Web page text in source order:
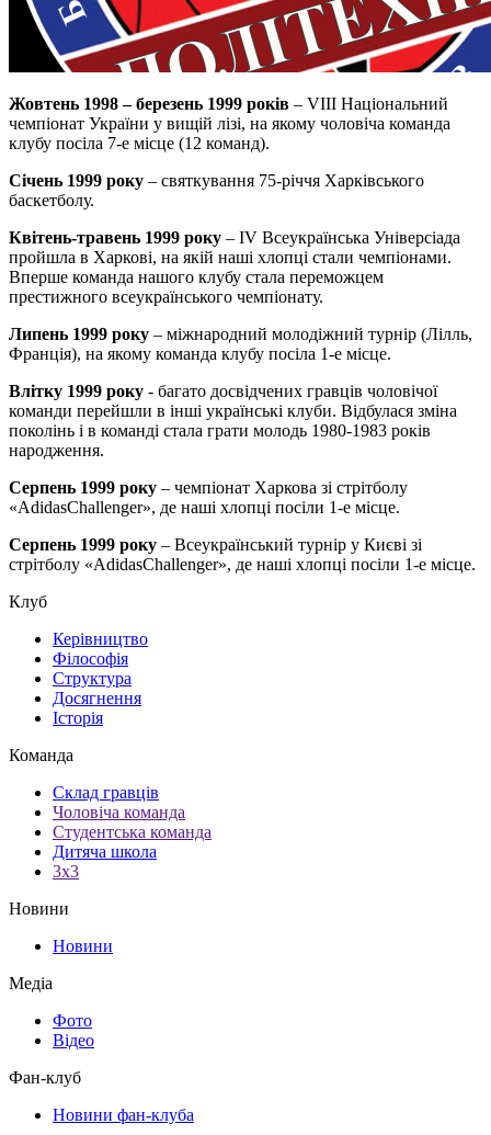
Жовтень 1998 – березень 1999 років – VIII Національний
чемпіонат України у вищій лізі, на якому чоловіча команда
клубу посіла 7-е місце (12 команд).
Січень 1999 року – святкування 75-річчя Харківського
баскетболу.
Квітень-травень 1999 року – IV Всеукраїнська Універсіада
пройшла в Харкові, на якій наші хлопці стали чемпіонами.
Вперше команда нашого клубу стала переможцем
престижного всеукраїнського чемпіонату.
Липень 1999 року – міжнародний молодіжний турнір (Лілль,
Франція), на якому команда клубу посіла 1-е місце.
Влітку 1999 року - багато досвідчених гравців чоловічої
команди перейшли в інші українські клуби. Відбулася зміна
поколінь і в команді стала грати молодь 1980-1983 років
народження.
Серпень 1999 року – чемпіонат Харкова зі стрітболу
«AdidasChallenger», де наші хлопці посіли 1-е місце.
Серпень 1999 року – Всеукраїнський турнір у Києві зі
стрітболу «AdidasChallenger», де наші хлопці посіли 1-е місце.
Клуб
Керівництво
Філософія
Структура
Досягнення
Історія
Команда
Склад гравців
Чоловіча команда
Студентська команда
Дитяча школа
3х3
Новини
Новини
Медіа
Фото
Відео
Фан-клуб
Новини фан-клуба